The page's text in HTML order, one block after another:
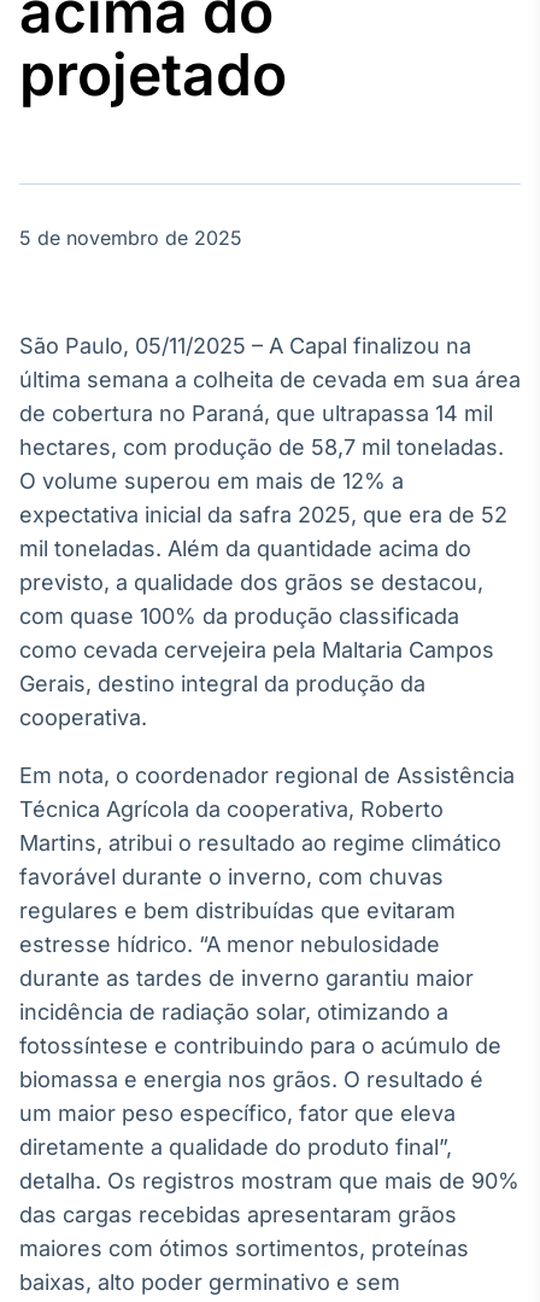
Tudo sobre o
agronegócio
Broadcast
Broadcast
Energia
O setor de
energia elétrica
Broadcast
White Label
Plataforma para
conteúdos
personalizados
Soluções de Dados
e Conteúdos
OTC
Plataforma para
negociação de
ativos
Broadcast
Datafeed
APIs para
integração de
conteúdos e
dados
Broadcast
Ticker
Cotações e
headlines de
Broadcast
projetado
5 de novembro de 2025
São Paulo, 05/11/2025 – A Capal finalizou na
última semana a colheita de cevada em sua área
de cobertura no Paraná, que ultrapassa 14 mil
hectares, com produção de 58,7 mil toneladas.
O volume superou em mais de 12% a
expectativa inicial da safra 2025, que era de 52
mil toneladas. Além da quantidade acima do
previsto, a qualidade dos grãos se destacou,
com quase 100% da produção classificada
como cevada cervejeira pela Maltaria Campos
Gerais, destino integral da produção da
cooperativa.
Em nota, o coordenador regional de Assistência
Técnica Agrícola da cooperativa, Roberto
Martins, atribui o resultado ao regime climático
favorável durante o inverno, com chuvas
regulares e bem distribuídas que evitaram
estresse hídrico. “A menor nebulosidade
durante as tardes de inverno garantiu maior
incidência de radiação solar, otimizando a
fotossíntese e contribuindo para o acúmulo de
biomassa e energia nos grãos. O resultado é
um maior peso específico, fator que eleva
diretamente a qualidade do produto final”,
detalha. Os registros mostram que mais de 90%
das cargas recebidas apresentaram grãos
maiores com ótimos sortimentos, proteínas
baixas, alto poder germinativo e sem